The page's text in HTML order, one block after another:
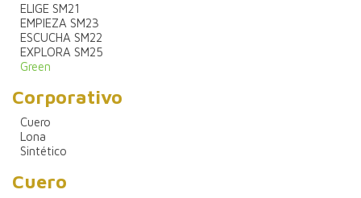
ELIGE SM21
EMPIEZA SM23
ESCUCHA SM22
EXPLORA SM25
Green
Corporativo
Cuero
Lona
Sintético
Cuero